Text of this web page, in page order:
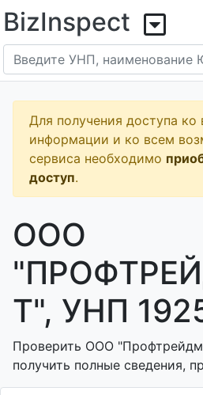
BizInspect
Для получения доступа ко
информации и ко всем
сервиса необходимо
доступ.
ООО
Т", УНП
Проверить ООО
получить полные сведения,